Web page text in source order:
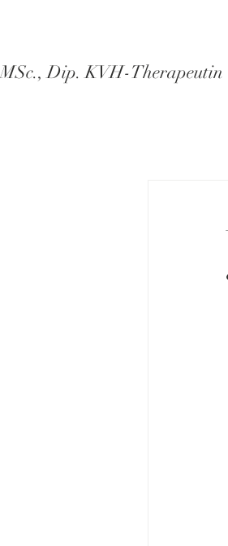
Dip. KVH-Therapeutin